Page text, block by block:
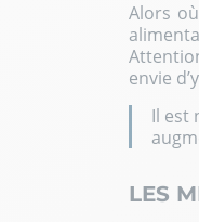
Alors
envie
Il est
LES